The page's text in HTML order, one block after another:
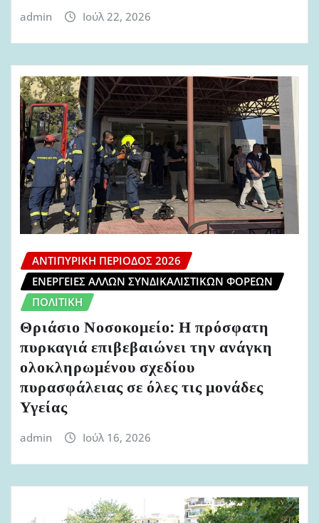
admin Ιούλ 22, 2026
ΑΝΤΙΠΥΡΙΚΉ ΠΕΡΊΟΔΟΣ 2026
ΕΝΈΡΓΕΙΕΣ ΆΛΛΩΝ ΣΥΝΔΙΚΑΛΙΣΤΙΚΏΝ ΦΟΡΈΩΝ
ΠΟΛΙΤΙΚΉ
Θριάσιο Νοσοκομείο: Η πρόσφατη
πυρκαγιά επιβεβαιώνει την ανάγκη
ολοκληρωμένου σχεδίου
πυρασφάλειας σε όλες τις μονάδες
Υγείας
admin Ιούλ 16, 2026